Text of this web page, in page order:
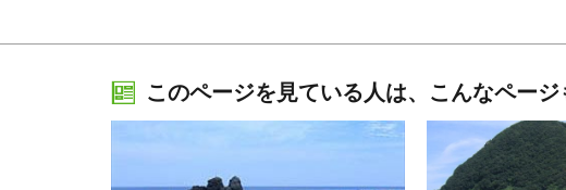
このページを見ている人は、こんなペー